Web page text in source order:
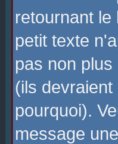
retournant
petit texte
pas non
(ils
pourquoi).
message